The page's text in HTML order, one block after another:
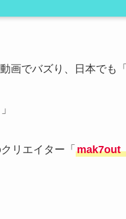
画でバズり、日本でも「
リエイター「 mak7out